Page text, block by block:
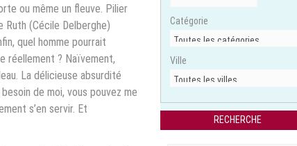
ou même un fleuve. Pilier
Ruth (Cécile Delberghe)
quel homme pourrait
réellement ? Naïvement,
La délicieuse absurdité
de moi, vous pouvez me
s’en servir. Et
Catégorie
Ville